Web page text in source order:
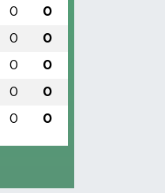
0 0
0 0
0 0
0 0
0 0